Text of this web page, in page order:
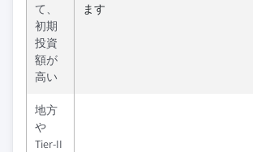
て、
初期
投資
額が
高い
ます
地方
や
Tier-II